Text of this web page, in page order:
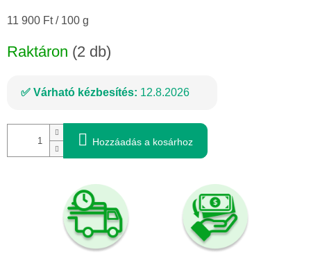
Egységár:
11 900 Ft / 100 g
Raktáron (2 db)
Várható kézbesítés: 12.8.2026
Hozzáadás a kosárhoz